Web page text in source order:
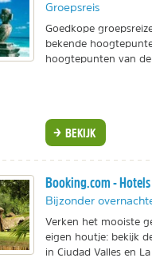
Groepsreis
Goedkope
bekende
hoogtepunten van
BEKIJK
Booking.com - Hotels
Bijzonder
Verken het mooiste
eigen houtje: bekijk
in Ciudad Valles en La